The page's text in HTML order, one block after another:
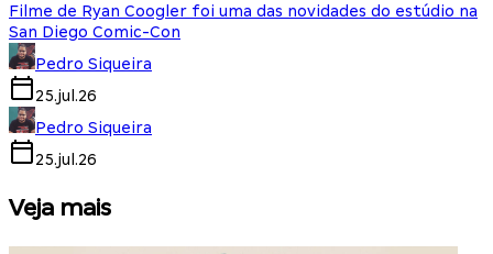
Filme de Ryan Coogler foi uma das novidades do estúdio na
San Diego Comic-Con
Pedro Siqueira
25.jul.26
Pedro Siqueira
25.jul.26
Veja mais